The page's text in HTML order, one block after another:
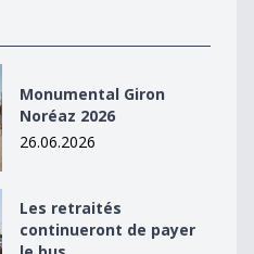
2026
Monumental Giron
Noréaz 2026
26.06.2026
de payer le bus
Les retraités
continueront de payer